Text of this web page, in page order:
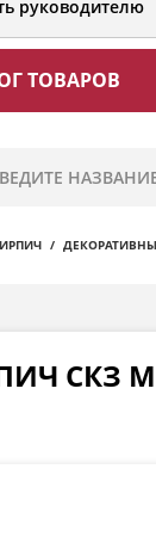
руководителю
ТОВАРОВ
СКЗ